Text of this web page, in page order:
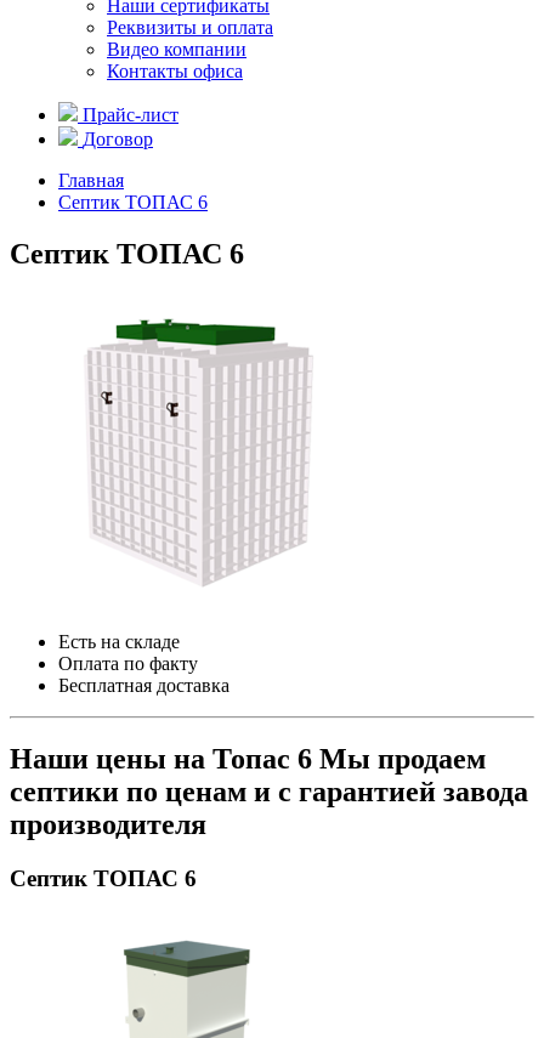
Наши сертификаты
Реквизиты и оплата
Видео компании
Контакты офиса
Прайс-лист
Договор
Главная
Септик ТОПАС 6
Септик ТОПАС 6
Есть на складе
Оплата по факту
Бесплатная доставка
Наши цены на Топас 6 Мы продаем
септики по ценам и с гарантией завода
производителя
Септик ТОПАС 6